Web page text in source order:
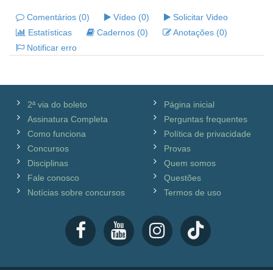
Comentários (0) Vídeo (0)
Solicitar Video
Estatísticas
Cadernos (0)
Anotações (0)
Notificar erro
2ª via do boleto
Assinatura Completa
Como funciona
Concursos
Disciplinas
Fale conosco
Notícias sobre concursos
Página inicial
Perguntas frequentes
Política de privacidade
Provas
Quem somos
Questões
Termos de uso